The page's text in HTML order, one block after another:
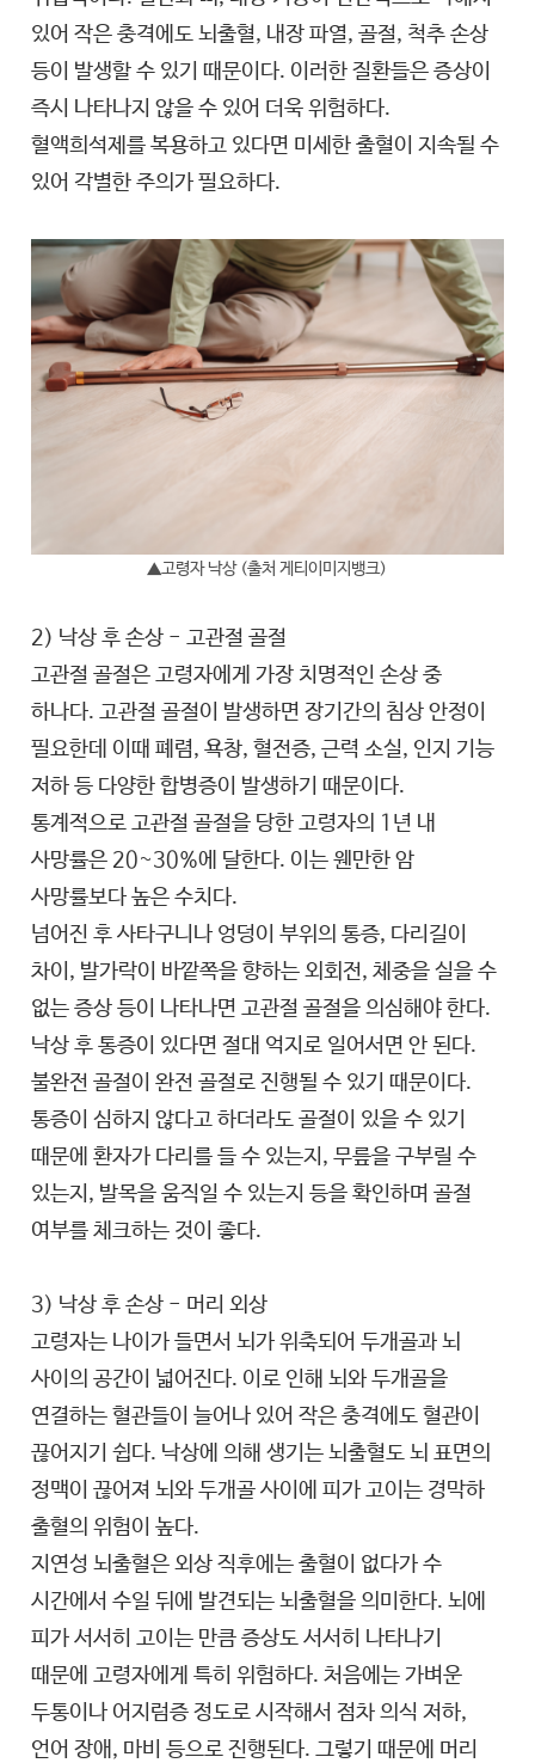
있어 작은 충격에도 뇌출혈, 내장 파열, 골절, 척추 손상
등이 발생할 수 있기 때문이다. 이러한 질환들은 증상이
즉시 나타나지 않을 수 있어 더욱 위험하다.
혈액희석제를 복용하고 있다면 미세한 출혈이 지속될 수
있어 각별한 주의가 필요하다.
▲고령자 낙상 (출처 게티이미지뱅크)
2) 낙상 후 손상 - 고관절 골절
고관절 골절은 고령자에게 가장 치명적인 손상 중
하나다. 고관절 골절이 발생하면 장기간의 침상 안정이
필요한데 이때 폐렴, 욕창, 혈전증, 근력 소실, 인지 기능
저하 등 다양한 합병증이 발생하기 때문이다.
통계적으로 고관절 골절을 당한 고령자의 1년 내
사망률은 20~30%에 달한다. 이는 웬만한 암
사망률보다 높은 수치다.
넘어진 후 사타구니나 엉덩이 부위의 통증, 다리길이
차이, 발가락이 바깥쪽을 향하는 외회전, 체중을 실을 수
없는 증상 등이 나타나면 고관절 골절을 의심해야 한다.
낙상 후 통증이 있다면 절대 억지로 일어서면 안 된다.
불완전 골절이 완전 골절로 진행될 수 있기 때문이다.
통증이 심하지 않다고 하더라도 골절이 있을 수 있기
때문에 환자가 다리를 들 수 있는지, 무릎을 구부릴 수
있는지, 발목을 움직일 수 있는지 등을 확인하며 골절
여부를 체크하는 것이 좋다.
3) 낙상 후 손상 - 머리 외상
고령자는 나이가 들면서 뇌가 위축되어 두개골과 뇌
사이의 공간이 넓어진다. 이로 인해 뇌와 두개골을
연결하는 혈관들이 늘어나 있어 작은 충격에도 혈관이
끊어지기 쉽다. 낙상에 의해 생기는 뇌출혈도 뇌 표면의
정맥이 끊어져 뇌와 두개골 사이에 피가 고이는 경막하
출혈의 위험이 높다.
지연성 뇌출혈은 외상 직후에는 출혈이 없다가 수
시간에서 수일 뒤에 발견되는 뇌출혈을 의미한다. 뇌에
피가 서서히 고이는 만큼 증상도 서서히 나타나기
때문에 고령자에게 특히 위험하다. 처음에는 가벼운
두통이나 어지럼증 정도로 시작해서 점차 의식 저하,
언어 장애, 마비 등으로 진행된다. 그렇기 때문에 머리